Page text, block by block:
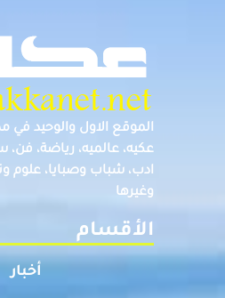
الموقع الاول والوحيد في
عكيه، عالميه، رياضة، فن،
ادب، شباب وصبايا، علوم
وغيرها
الأقسام
أخبار